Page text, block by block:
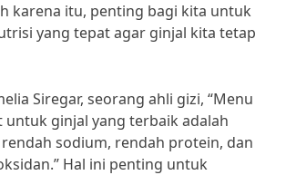
karena itu, penting bagi kita untuk
yang tepat agar ginjal kita tetap
Siregar, seorang ahli gizi, “Menu
untuk ginjal yang terbaik adalah
sodium, rendah protein, dan
Hal ini penting untuk